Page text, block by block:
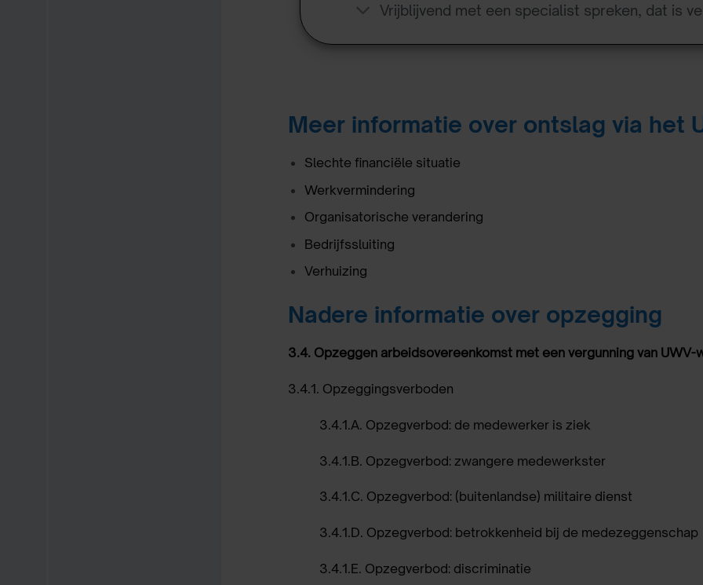
Vrijblijvend met een specialist spreken, dat is
Meer informatie over ontslag via het
Slechte financiële situatie
Werkvermindering
Organisatorische verandering
Bedrijfssluiting
Verhuizing
Nadere informatie over opzegging
3.4. Opzeggen arbeidsovereenkomst met een vergunning van
3.4.1. Opzeggingsverboden
3.4.1.A. Opzegverbod: de medewerker is ziek
3.4.1.B. Opzegverbod: zwangere medewerkster
3.4.1.C. Opzegverbod: (buitenlandse) militaire dienst
3.4.1.D. Opzegverbod: betrokkenheid bij de medezeggenschap
3.4.1.E. Opzegverbod: discriminatie